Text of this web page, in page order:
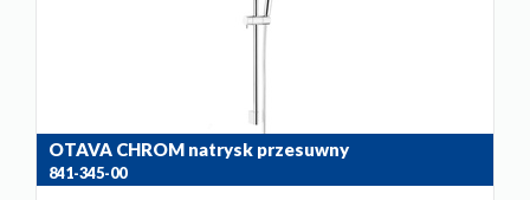
OTAVA CHROM natrysk przesuwny
841-345-00